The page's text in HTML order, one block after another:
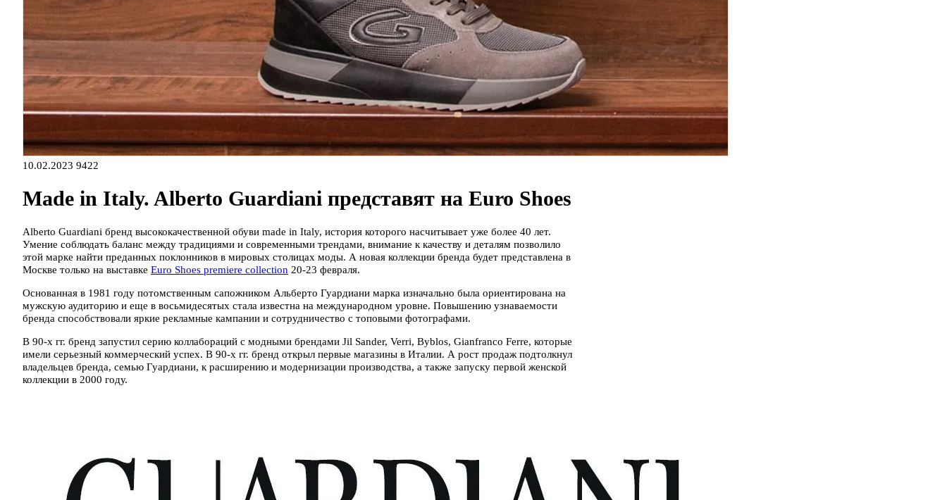
10.02.2023 9422
Made in Italy. Alberto Guardiani представят на Euro Shoes
Alberto Guardiani бренд высококачественной обуви made in Italy, история которого насчитывает уже более 40 лет.
Умение соблюдать баланс между традициями и современными трендами, внимание к качеству и деталям позволило
этой марке найти преданных поклонников в мировых столицах моды. А новая коллекции бренда будет представлена в
Москве только на выставке Euro Shoes premiere collection 20-23 февраля.
Основанная в 1981 году потомственным сапожником Альберто Гуардиани марка изначально была ориентирована на
мужскую аудиторию и еще в восьмидесятых стала известна на международном уровне. Повышению узнаваемости
бренда способствовали яркие рекламные кампании и сотрудничество с топовыми фотографами.
В 90-х гг. бренд запустил серию коллабораций с модными брендами Jil Sander, Verri, Byblos, Gianfranco Ferre, которые
имели серьезный коммерческий успех. В 90-х гг. бренд открыл первые магазины в Италии. А рост продаж подтолкнул
владельцев бренда, семью Гуардиани, к расширению и модернизации производства, а также запуску первой женской
коллекции в 2000 году.